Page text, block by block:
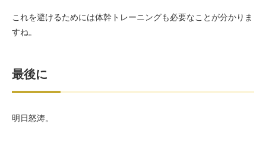
これを避けるためには体幹トレーニングも必要なことが分かりま
すね。
最後に
明日怒涛。